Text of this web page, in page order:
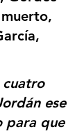
cuatro
ese
para que